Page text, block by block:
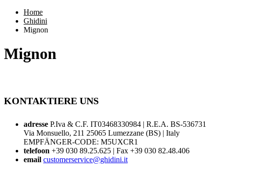
Home
Ghidini
Mignon
Mignon
KONTAKTIERE UNS
adresse P.Iva & C.F. IT03468330984 | R.E.A. BS-536731
Via Monsuello, 211 25065 Lumezzane (BS) | Italy
EMPFÄNGER-CODE: M5UXCR1
telefoon +39 030 89.25.625 | Fax +39 030 82.48.406
email customerservice@ghidini.it